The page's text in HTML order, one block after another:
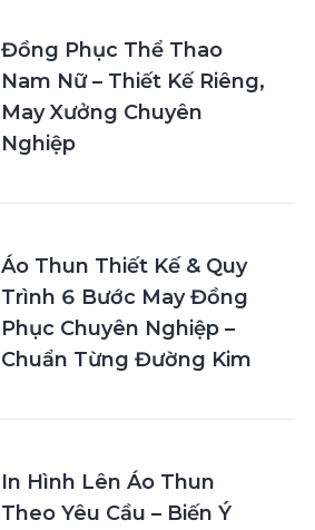
Đồng Phục Thể Thao
Nam Nữ – Thiết Kế Riêng,
May Xưởng Chuyên
Nghiệp
Áo Thun Thiết Kế & Quy
Trình 6 Bước May Đồng
Phục Chuyên Nghiệp –
Chuẩn Từng Đường Kim
In Hình Lên Áo Thun
Theo Yêu Cầu – Biến Ý